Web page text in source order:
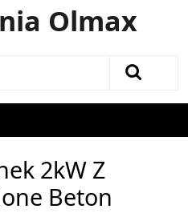
Olmax
2kW Z
Beton